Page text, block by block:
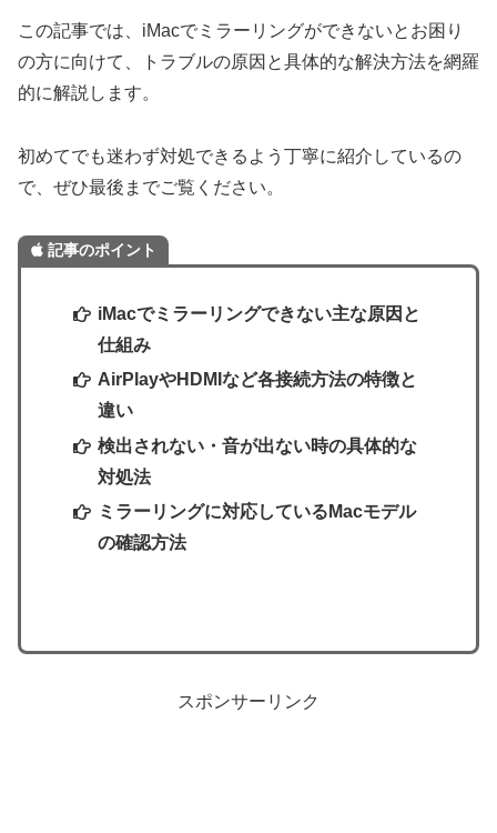
この記事では、iMacでミラーリングができないとお困り
の方に向けて、トラブルの原因と具体的な解決方法を網羅
的に解説します。
初めてでも迷わず対処できるよう丁寧に紹介しているの
で、ぜひ最後までご覧ください。
記事のポイント
iMacでミラーリングできない主な原因と
仕組み
AirPlayやHDMIなど各接続方法の特徴と
違い
検出されない・音が出ない時の具体的な
対処法
ミラーリングに対応しているMacモデル
の確認方法
スポンサーリンク